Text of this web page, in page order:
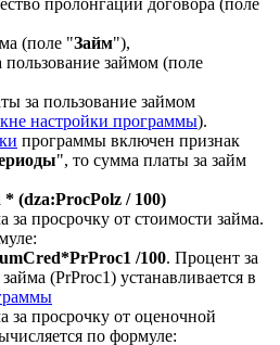
(поле "Займ"),
пользование займом (поле
за пользование займом
настройки программы).
программы включен признак
", то cумма платы за займ
(dza:ProcPolz / 100)
за просрочку от стоимости займа.
/100. Процент за
(PrProc1) устанавливается в
за просрочку от оценочной
по формуле: